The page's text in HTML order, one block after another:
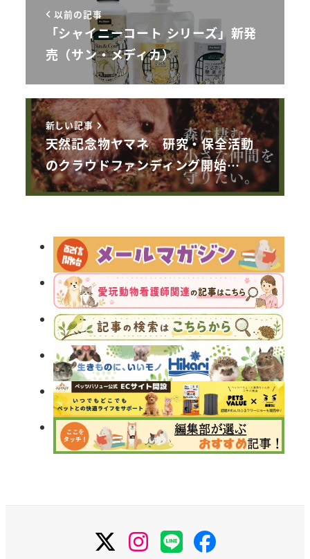
以前の記事
「シャイニーコート シリーズ」新発
売（サン・メディカ）
新しい記事
天然記念物ヤマネ 研究・保全活動
のクラウドファンディング開始…
Instagram
LINE Facebook